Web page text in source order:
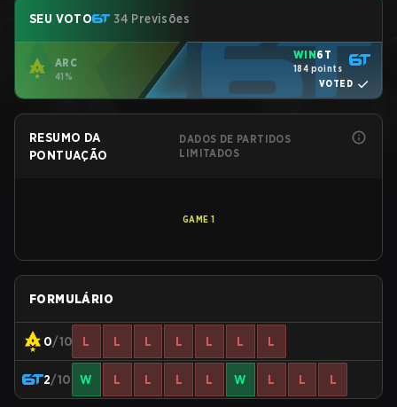
SEU VOTO 34 Previsões
ARC
41%
WIN6T
184 points
VOTED
RESUMO DA
PONTUAÇÃO
DADOS DE PARTIDOS
LIMITADOS
GAME 1
FORMULÁRIO
0/10 L L L L L L L
2/10 W L L L L W L L L